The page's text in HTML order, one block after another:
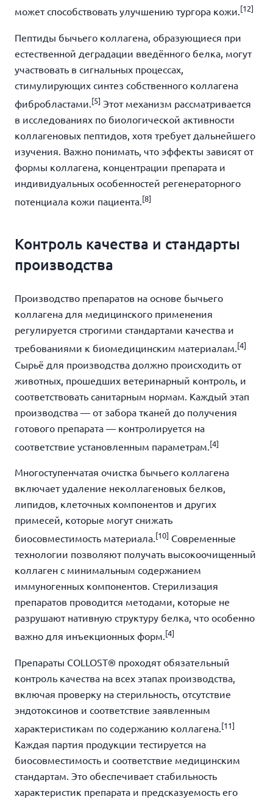
может способствовать улучшению тургора кожи. [12]
Пептиды бычьего коллагена, образующиеся при
естественной деградации введённого белка, могут
участвовать в сигнальных процессах,
стимулирующих синтез собственного коллагена
фибробластами. [5] Этот механизм рассматривается
в исследованиях по биологической активности
коллагеновых пептидов, хотя требует дальнейшего
изучения. Важно понимать, что эффекты зависят от
формы коллагена, концентрации препарата и
индивидуальных особенностей регенераторного
потенциала кожи пациента. [8]
Контроль качества и стандарты
производства
Производство препаратов на основе бычьего
коллагена для медицинского применения
регулируется строгими стандартами качества и
требованиями к биомедицинским материалам. [4]
Сырьё для производства должно происходить от
животных, прошедших ветеринарный контроль, и
соответствовать санитарным нормам. Каждый этап
производства — от забора тканей до получения
готового препарата — контролируется на
соответствие установленным параметрам. [4]
Многоступенчатая очистка бычьего коллагена
включает удаление неколлагеновых белков,
липидов, клеточных компонентов и других
примесей, которые могут снижать
биосовместимость материала. [10] Современные
технологии позволяют получать высокоочищенный
коллаген с минимальным содержанием
иммуногенных компонентов. Стерилизация
препаратов проводится методами, которые не
разрушают нативную структуру белка, что особенно
важно для инъекционных форм. [4]
Препараты COLLOST® проходят обязательный
контроль качества на всех этапах производства,
включая проверку на стерильность, отсутствие
эндотоксинов и соответствие заявленным
характеристикам по содержанию коллагена. [11]
Каждая партия продукции тестируется на
биосовместимость и соответствие медицинским
стандартам. Это обеспечивает стабильность
характеристик препарата и предсказуемость его